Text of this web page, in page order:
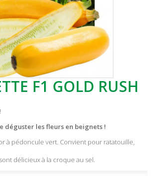
F1 GOLD RUSH
déguster les fleurs en beignets !
à pédoncule vert. Convient pour ratatouille,
délicieux à la croque au sel.